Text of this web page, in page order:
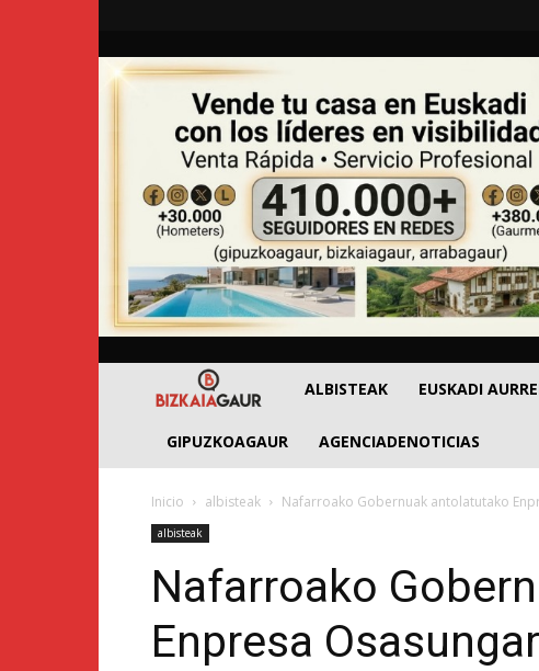
BizkaiaGaur
ALBISTEAK EUSKADI
GIPUZKOAGAUR AGENCIADENOTICIAS
Inicio albisteak Nafarroako Gobernuak antolatutako
albisteak
Nafarroako
Enpresa